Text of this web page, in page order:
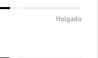
Holgado